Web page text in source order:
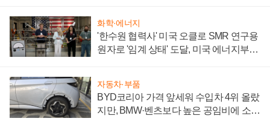
화학·에너지
'한수원 협력사' 미국 오클로 SMR 연구용
원자로 '임계 상태' 도달, 미국 에너지부
자동차·부품
BYD코리아 가격 앞세워 수입차 4위 올랐
지만, BMW·벤츠보다 높은 공임비에 소비